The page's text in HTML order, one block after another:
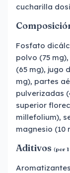
cucharilla
Fosfato
polvo (75
(65 mg), jugo
mg), partes
pulverizadas
superior
millefolium),
magnesio (10
Aditivos (por 1